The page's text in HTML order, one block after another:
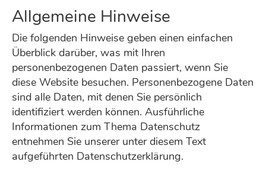
Allgemeine Hinweise
Die folgenden Hinweise geben einen einfachen
Überblick darüber, was mit Ihren
personenbezogenen Daten passiert, wenn Sie
diese Website besuchen. Personenbezogene Daten
sind alle Daten, mit denen Sie persönlich
identifiziert werden können. Ausführliche
Informationen zum Thema Datenschutz
entnehmen Sie unserer unter diesem Text
aufgeführten Datenschutzerklärung.